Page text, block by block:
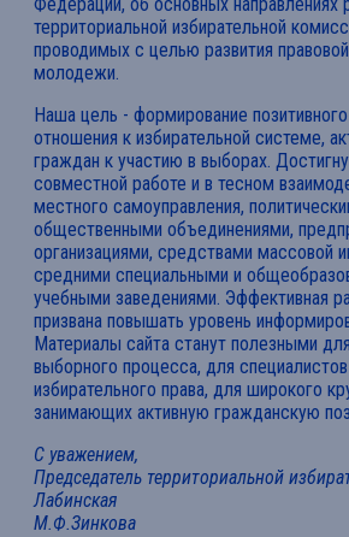
территориальной избирательной
проводимых с целью развития
молодежи.
Наша цель - формирование
отношения к избирательной системе,
граждан к участию в выборах.
совместной работе и в тесном
местного самоуправления,
общественными объединениями,
организациями, средствами массовой
средними специальными и
учебными заведениями. Эффективная
призвана повышать уровень
Материалы сайта станут полезными
выборного процесса, для
избирательного права, для широкого
занимающих активную гражданскую
С уважением,
Председатель территориальной
Лабинская
М.Ф.Зинкова